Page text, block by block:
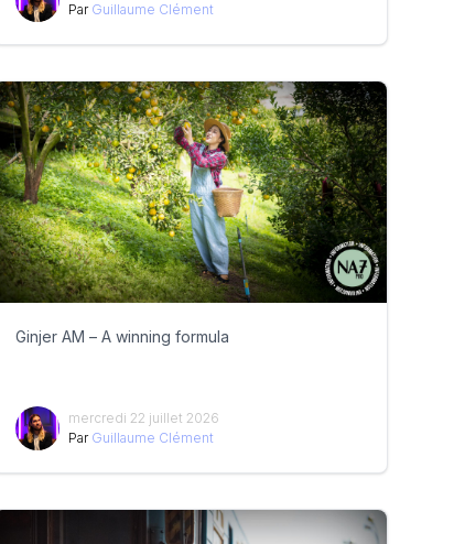
Par Guillaume Clément
Ginjer AM – A winning formula
mercredi 22 juillet 2026
Par Guillaume Clément